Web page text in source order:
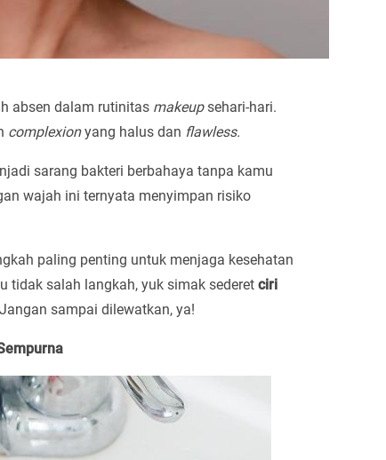
absen dalam rutinitas makeupsehari-hari.
complexionyang halus dan flawless.
sarang bakteri berbahaya tanpa kamu
wajah ini ternyata menyimpan risiko
paling penting untuk menjaga kesehatan
tidak salah langkah, yuk simak sederet ciri
sampai dilewatkan, ya!